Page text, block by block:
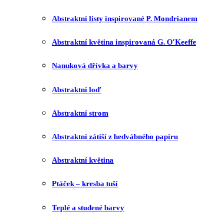
Abstraktní listy inspirované P. Mondrianem
Abstraktní květina inspirovaná G. O′Keeffe
Nanuková dřívka a barvy
Abstraktní loď
Abstraktní strom
Abstraktní zátiší z hedvábného papíru
Abstraktní květina
Ptáček – kresba tuší
Teplé a studené barvy